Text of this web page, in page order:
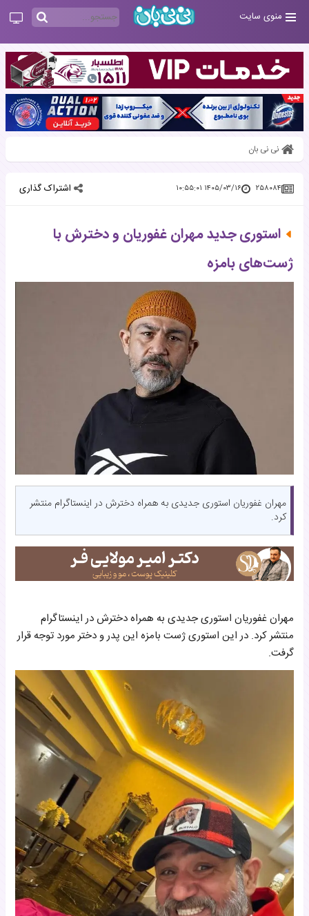
منوی سایت
نی نی بان
۲۵۸۰۸۴ ۱۴۰۵/۰۳/۱۶ ۱۰:۵۵:۰۱ اشتراک گذاری
استوری جدید مهران غفوریان و دخترش با
ژست‌های بامزه
مهران غفوریان استوری جدیدی به همراه دخترش در اینستاگرام منتشر
کرد.
مهران غفوریان استوری جدیدی به همراه دخترش در اینستاگرام
منتشر کرد. در این استوری ژست بامزه این پدر و دختر مورد توجه قرار
گرفت.